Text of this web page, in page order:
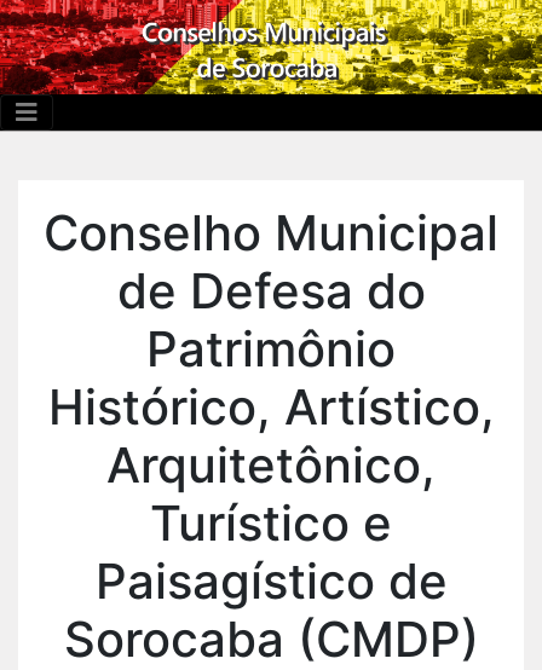
Conselho Municipal
de Defesa do
Patrimônio
Histórico, Artístico,
Arquitetônico,
Turístico e
Paisagístico de
Sorocaba (CMDP)